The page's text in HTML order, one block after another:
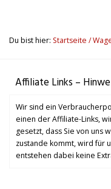
Du bist hier: Startseite /
Affiliate Links –
Wir sind ein
einen der Affiliate-Links,
gesetzt, dass Sie von uns
zustande kommt, wird für
entstehen dabei keine